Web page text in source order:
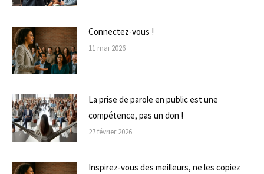
Connectez-vous !
11 mai 2026
La prise de parole en public est une
compétence, pas un don !
27 février 2026
Inspirez-vous des meilleurs, ne les copiez